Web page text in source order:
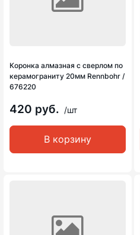
Коронка алмазная с сверлом по
керамограниту 20мм Rennbohr /
676220
420 руб. /шт
В корзину